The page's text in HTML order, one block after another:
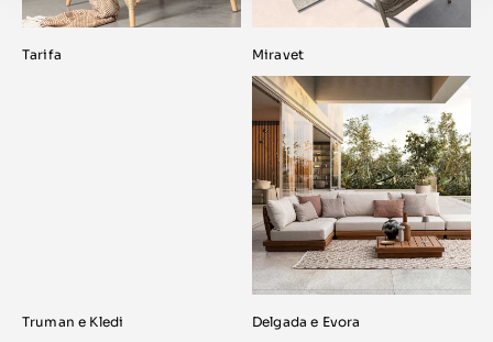
Tarifa Miravet
Truman e Kledi Delgada e Evora